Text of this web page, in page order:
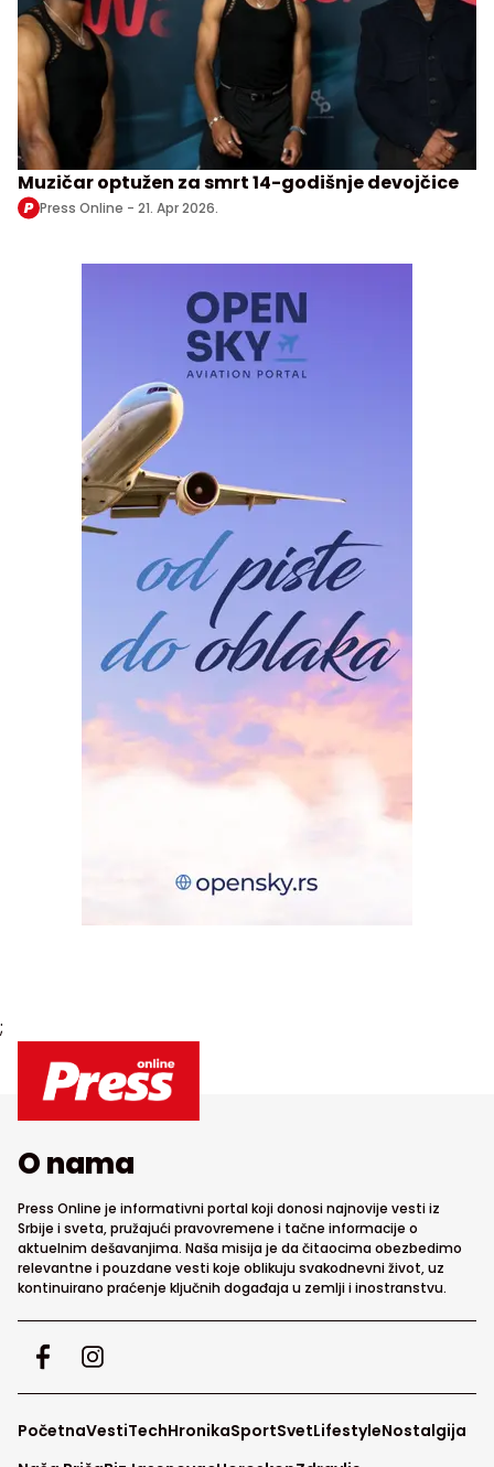
Muzičar optužen za smrt 14-godišnje devojčice
Press Online - 21. Apr 2026.
;
O nama
Press Online je informativni portal koji donosi najnovije vesti iz
Srbije i sveta, pružajući pravovremene i tačne informacije o
aktuelnim dešavanjima. Naša misija je da čitaocima obezbedimo
relevantne i pouzdane vesti koje oblikuju svakodnevni život, uz
kontinuirano praćenje ključnih događaja u zemlji i inostranstvu.
PočetnaVestiTechHronikaSportSvetLifestyleNostalgija